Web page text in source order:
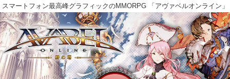
スマートフォン最高峰グラフィックのMMORPG 「アヴァベルオンラ